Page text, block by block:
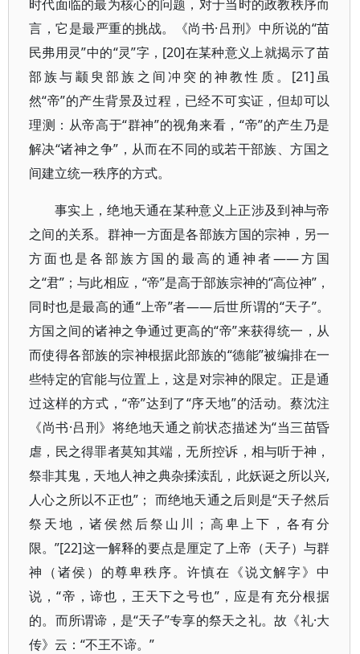
时代面临的最为核心的问题，对于当时的政教秩序而
言，它是最严重的挑战。《尚书·吕刑》中所说的“苗
民弗用灵”中的“灵”字，[20]在某种意义上就揭示了苗
部族与颛臾部族之间冲突的神教性质。[21]虽
然“帝”的产生背景及过程，已经不可实证，但却可以
理测：从帝高于“群神”的视角来看，“帝”的产生乃是
解决“诸神之争”，从而在不同的或若干部族、方国之
间建立统一秩序的方式。
事实上，绝地天通在某种意义上正涉及到神与帝
之间的关系。群神一方面是各部族方国的宗神，另一
方面也是各部族方国的最高的通神者——方国
之“君”；与此相应，“帝”是高于部族宗神的“高位神”，
同时也是最高的通“上帝”者——后世所谓的“天子”。
方国之间的诸神之争通过更高的“帝”来获得统一，从
而使得各部族的宗神根据此部族的“德能”被编排在一
些特定的官能与位置上，这是对宗神的限定。正是通
过这样的方式，“帝”达到了“序天地”的活动。蔡沈注
《尚书·吕刑》将绝地天通之前状态描述为“当三苗昏
虐，民之得罪者莫知其端，无所控诉，相与听于神，
祭非其鬼，天地人神之典杂揉渎乱，此妖诞之所以兴,
人心之所以不正也”； 而绝地天通之后则是“天子然后
祭天地，诸侯然后祭山川；高卑上下，各有分
限。”[22]这一解释的要点是厘定了上帝（天子）与群
神（诸侯）的尊卑秩序。许慎在《说文解字》中
说，“帝，谛也，王天下之号也”，应是有充分根据
的。而所谓谛，是“天子”专享的祭天之礼。故《礼·大
传》云：“不王不谛。”